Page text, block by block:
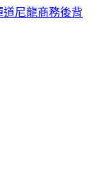
道尼龍商務後背